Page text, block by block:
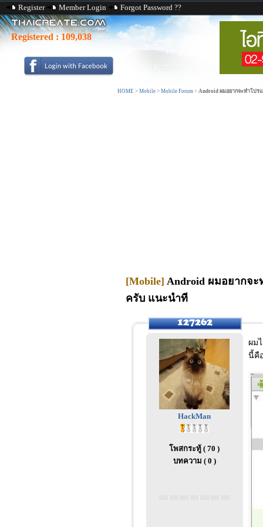
Register Member Login Forgot Password ??
Registered : 109,038
HOME > Mobile > Mobile Forum > Android ผมอยากจะทำโปร
[Mobile] Android ผมอยากจะ
ครับ แนะนำที
HackMan
โพสกระทู้ ( 70 )
บทความ ( 0 )
ผม
นี้คื